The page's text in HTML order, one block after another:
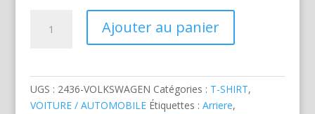
Ajouter au panier
UGS : 2436-VOLKSWAGEN Catégories : T-SHIRT,
VOITURE / AUTOMOBILE Étiquettes : Arriere,